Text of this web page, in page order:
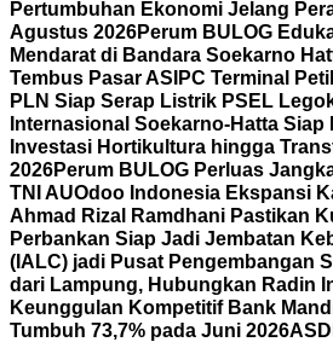
Pertumbuhan Ekonomi Jelang
Agustus 2026Perum BULOG
Mendarat di Bandara Soekarno
Tembus Pasar AS IPC Terminal
PLN Siap Serap Listrik PSEL
Internasional Soekarno-Hatta
Investasi Hortikultura hingga
2026Perum BULOG Perluas
TNI AUOdoo Indonesia Ekspansi
Ahmad Rizal Ramdhani Pastikan
Perbankan Siap Jadi Jembatan
(IALC) jadi Pusat Pengembangan
dari Lampung, Hubungkan Radin
Keunggulan Kompetitif Bank
Tumbuh 73,7% pada Juni 2026